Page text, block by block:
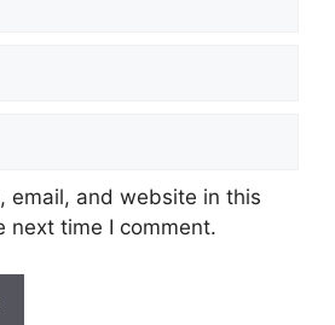
email, and website in this
next time I comment.